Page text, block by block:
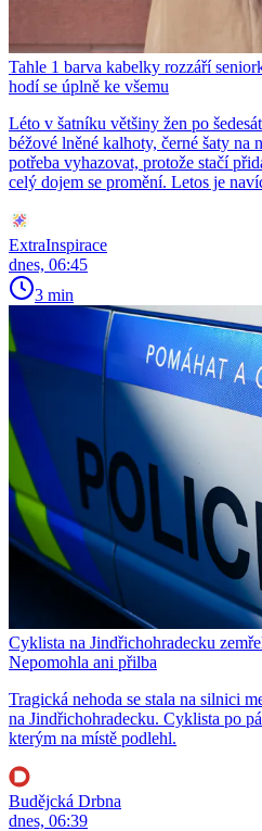
Tahle 1 barva kabelky rozzáří
hodí se úplně ke všemu
Léto v šatníku většiny žen po
béžové lněné kalhoty, černé šaty na
potřeba vyhazovat, protože stačí
celý dojem se promění. Letos je
ExtraInspirace
dnes, 06:45
3 min
Cyklista na Jindřichohradecku
Nepomohla ani přilba
Tragická nehoda se stala na silnici
na Jindřichohradecku. Cyklista po
kterým na místě podlehl.
Budějcká Drbna
dnes, 06:39